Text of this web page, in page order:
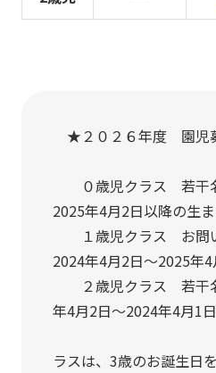
★２０２６年度 園児募
０歳児クラス 若干
2025年4月2日以降の生
１歳児クラス お問
2024年4月2日～2025年
２歳児クラス 若干
年4月2日～2024年4月1
※2歳
ラスは、3歳のお誕生日